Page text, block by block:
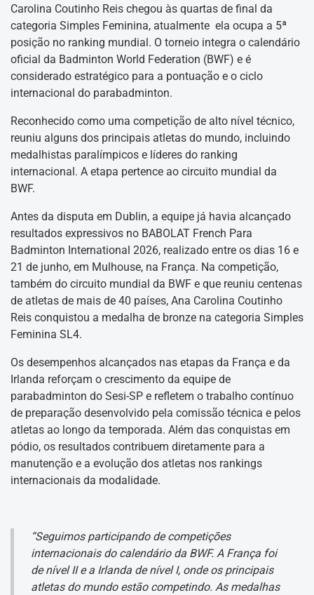
Carolina Coutinho Reis chegou às quartas de final da
categoria Simples Feminina, atualmente ela ocupa a 5ª
posição no ranking mundial. O torneio integra o calendário
oficial da Badminton World Federation (BWF) e é
considerado estratégico para a pontuação e o ciclo
internacional do parabadminton.
Reconhecido como uma competição de alto nível técnico,
reuniu alguns dos principais atletas do mundo, incluindo
medalhistas paralímpicos e líderes do ranking
internacional. A etapa pertence ao circuito mundial da
BWF.
Antes da disputa em Dublin, a equipe já havia alcançado
resultados expressivos no BABOLAT French Para
Badminton International 2026, realizado entre os dias 16 e
21 de junho, em Mulhouse, na França. Na competição,
também do circuito mundial da BWF e que reuniu centenas
de atletas de mais de 40 países, Ana Carolina Coutinho
Reis conquistou a medalha de bronze na categoria Simples
Feminina SL4.
Os desempenhos alcançados nas etapas da França e da
Irlanda reforçam o crescimento da equipe de
parabadminton do Sesi-SP e refletem o trabalho contínuo
de preparação desenvolvido pela comissão técnica e pelos
atletas ao longo da temporada. Além das conquistas em
pódio, os resultados contribuem diretamente para a
manutenção e a evolução dos atletas nos rankings
internacionais da modalidade.
“Seguimos participando de competições
internacionais do calendário da BWF. A França foi
de nível II e a Irlanda de nível I, onde os principais
atletas do mundo estão competindo. As medalhas